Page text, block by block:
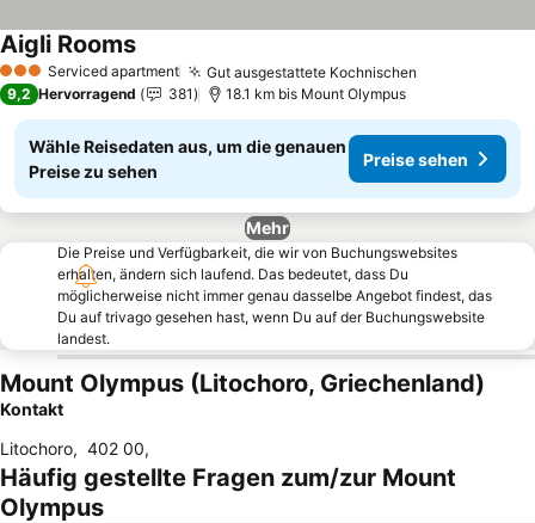
3 SterneServiced apartment Gut ausgestattete Kochnischen
Aigli Rooms
9,2 Hervorragend 381 18.1 km bis Mount Olympus
Wähle Reisedaten aus, um die genauen
Preise zu sehen
Preise sehen
Mehr
Die Preise und Verfügbarkeit, die wir von Buchungswebsites
erhalten, ändern sich laufend. Das bedeutet, dass Du
möglicherweise nicht immer genau dasselbe Angebot findest, das
Du auf trivago gesehen hast, wenn Du auf der Buchungswebsite
landest.
Mount Olympus (Litochoro, Griechenland)
Kontakt
Litochoro, 402 00,
Häufig gestellte Fragen zum/zur Mount
Olympus